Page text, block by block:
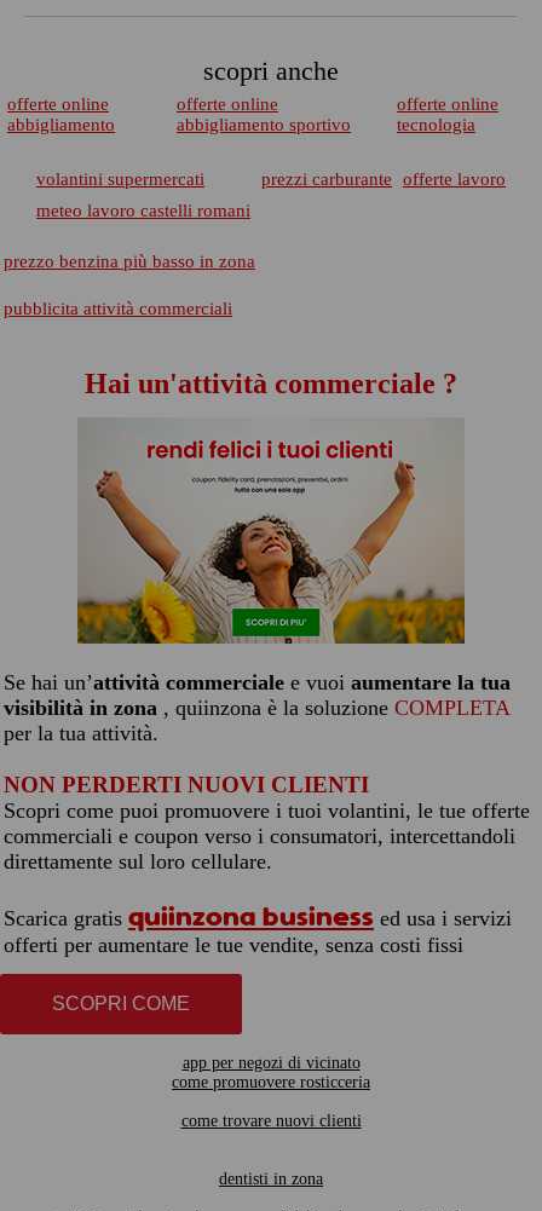
scopri anche
offerte online
abbigliamento
offerte online
abbigliamento sportivo
offerte online
tecnologia
volantini supermercati prezzi carburante
offerte lavoro
meteo lavoro castelli romani
prezzo benzina più basso in zona
pubblicita attività commerciali
Hai un'attività commerciale ?
Se hai un’attività commerciale e vuoi aumentare la tua
visibilità in zona , quiinzona è la soluzione COMPLETA
per la tua attività.
NON PERDERTI NUOVI CLIENTI
Scopri come puoi promuovere i tuoi volantini, le tue offerte
commerciali e coupon verso i consumatori, intercettandoli
direttamente sul loro cellulare.
Scarica gratis quiinzona business ed usa i servizi
offerti per aumentare le tue vendite, senza costi fissi
SCOPRI COME
app per negozi di vicinato
come promuovere rosticceria
come trovare nuovi clienti
dentisti in zona